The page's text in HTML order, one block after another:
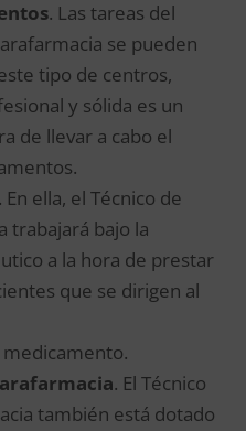
. Las tareas del
se pueden
tipo de centros,
y sólida es un
de llevar a cabo el
. En ella, el Técnico de
trabajará bajo la
a la hora de prestar
que se dirigen al
. El Técnico
también está dotado